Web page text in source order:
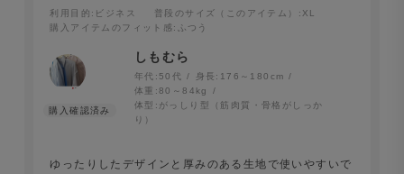
利用目的 :ビジネス 普段のサイズ（このアイテム）
:XL
購入アイテムのフィット感:ふつう
しもむら
年代: 50代 身長: 176～180cm
体重:80～84kg
体型: がっしり型（筋肉質・骨格がしっか
り）
ゆったりしたデザインと厚みのある生地で使いやすいで